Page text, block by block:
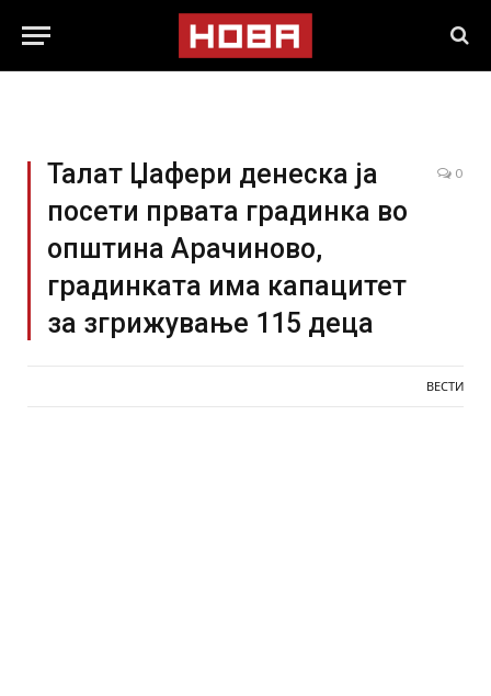
Талат Џафери денеска ја
посети првата градинка во
општина Арачиново,
градинката има капацитет
за згрижување 115 деца
0
ВЕСТИ